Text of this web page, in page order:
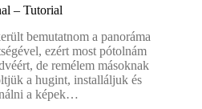
– Tutorial
bemutatnom a panoráma
ezért most pótolnám
de remélem másoknak
a hugint, installáljuk és
a képek…